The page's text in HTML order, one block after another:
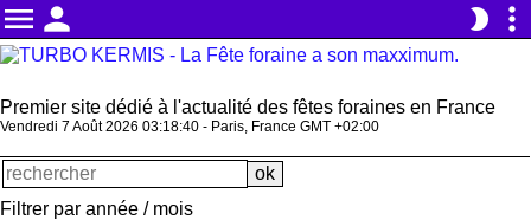
menu person brightness_2 more_vert
Premier site dédié à l'actualité des fêtes foraines en France
Vendredi 7 Août 2026 03:18:40 - Paris, France GMT +02:00
Filtrer par année / mois